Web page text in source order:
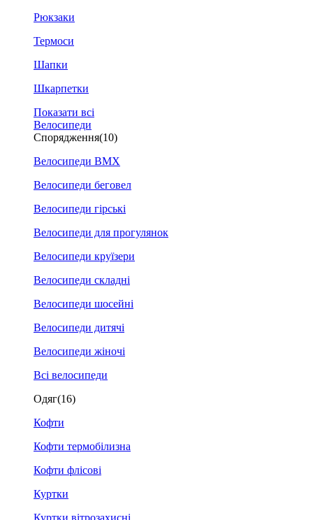
Рюкзаки
Термоси
Шапки
Шкарпетки
Показати всі
Велосипеди
Спорядження(10)
Велосипеди BMX
Велосипеди беговел
Велосипеди гірські
Велосипеди для прогулянок
Велосипеди круїзери
Велосипеди складні
Велосипеди шосейні
Велосипеди дитячі
Велосипеди жіночі
Всі велосипеди
Одяг(16)
Кофти
Кофти термобілизна
Кофти флісові
Куртки
Куртки вітрозахисні